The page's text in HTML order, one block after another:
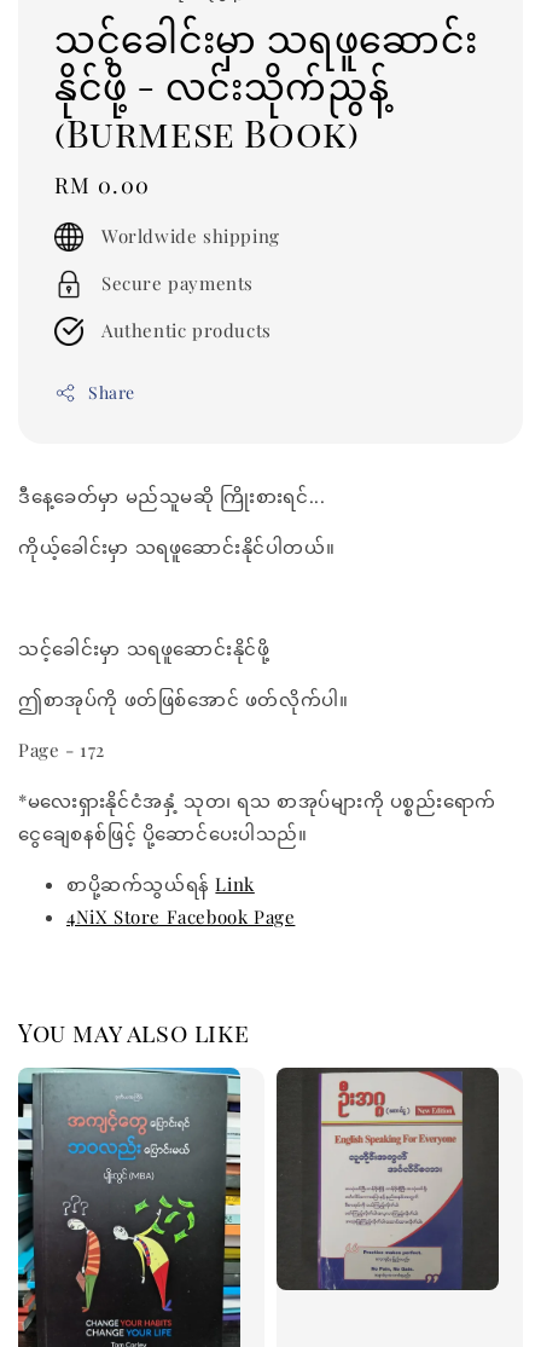
သင့်ခေါင်းမှာ သရဖူဆောင်း
နိုင်ဖို့ - လင်းသိုက်ညွန့်
(Burmese Book)
Regular
price
RM 0.00
Worldwide shipping
Secure payments
Authentic products
Share
ဒီနေ့ခေတ်မှာ မည်သူမဆို ကြိုးစားရင်...
ကိုယ့်ခေါင်းမှာ သရဖူဆောင်းနိုင်ပါတယ်။
သင့်ခေါင်းမှာ သရဖူဆောင်းနိုင်ဖို့
ဤစာအုပ်ကို ဖတ်ဖြစ်အောင် ဖတ်လိုက်ပါ။
Page - 172
*မလေးရှားနိုင်ငံအနှံ့ သုတ၊ ရသ စာအုပ်များကို ပစ္စည်းရောက်
ငွေချေစနစ်ဖြင့် ပို့ဆောင်ပေးပါသည်။
စာပို့ဆက်သွယ်ရန်Link
4NiX Store Facebook Page
You may also like